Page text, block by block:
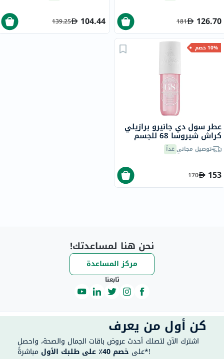
126.70
181
104.44
139.25
10% خصم
عطر سول دي جانيرو برازيلي
كراش شيروسا 68 للجسم
240 ملتوصيل مجانيغداً
153
170
نحن هنا لمساعدتك!
مركز المساعدة
تابعنا
كن أول من يعرف
اشترك الآن لتصلك أحدث عروض باقات الجمال والصحة، واحصل
على خصم 40٪ على طلبك الأول مباشرةً*!